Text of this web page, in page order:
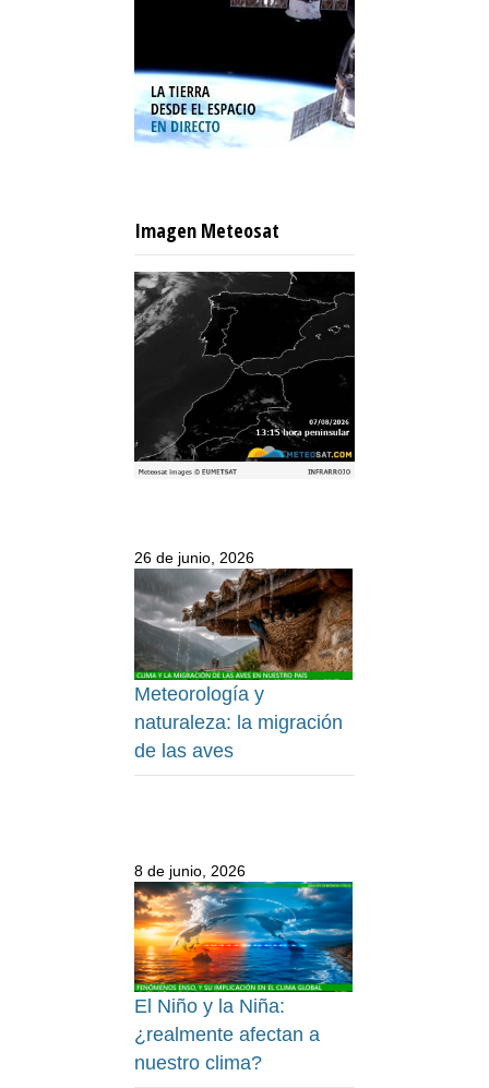
Imagen Meteosat
26 de junio, 2026
Meteorología y
naturaleza: la migración
de las aves
8 de junio, 2026
El Niño y la Niña:
¿realmente afectan a
nuestro clima?